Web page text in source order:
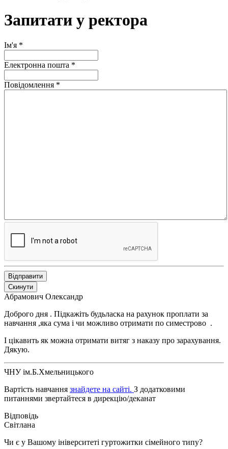
Запитати у ректора
Ім'я *
Електронна пошта *
Повідомлення *
Відправити
Скинути
Абрамович Олександр
Доброго дня . Підкажіть будьласка на рахунок проплати за
навчання ,яка сума і чи можливо отримати по симестрово .
І цікавить як можна отримати витяг з наказу про зарахування.
Дякую.
ЧНУ ім.Б.Хмельницького
Вартість навчання знайдете на сайті. З додатковими
питаннями звертайтеся в дирекцію/деканат
Світлана
Чи є у Вашому ініверситеті гуртожитки сімейного типу?